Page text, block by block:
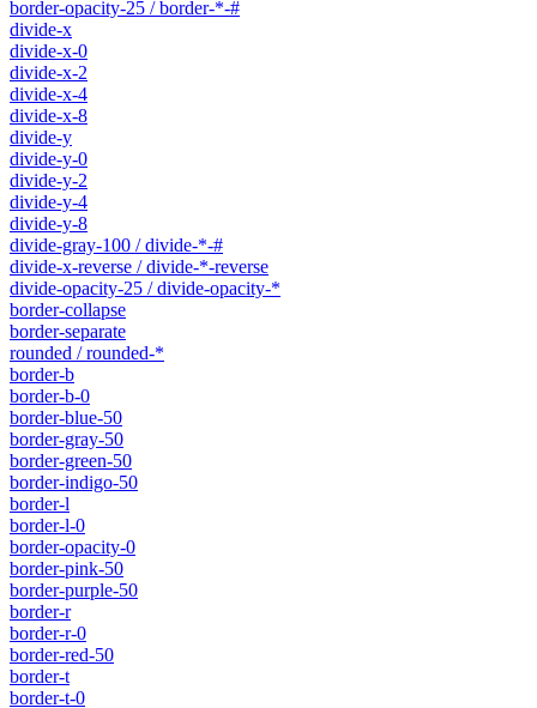
border-opacity-25 / border-*-#
divide-x
divide-x-0
divide-x-2
divide-x-4
divide-x-8
divide-y
divide-y-0
divide-y-2
divide-y-4
divide-y-8
divide-gray-100 / divide-*-#
divide-x-reverse / divide-*-reverse
divide-opacity-25 / divide-opacity-*
border-collapse
border-separate
rounded / rounded-*
border-b
border-b-0
border-blue-50
border-gray-50
border-green-50
border-indigo-50
border-l
border-l-0
border-opacity-0
border-pink-50
border-purple-50
border-r
border-r-0
border-red-50
border-t
border-t-0